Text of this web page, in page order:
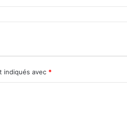
indiqués avec *